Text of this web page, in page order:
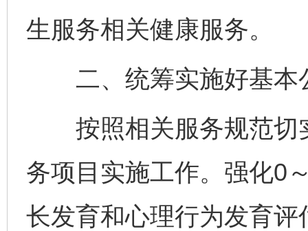
生服务相关健康服务。
二、统筹实施好基本
按照相关服务规范切
务项目实施工作。强化0
长发育和心理行为发育